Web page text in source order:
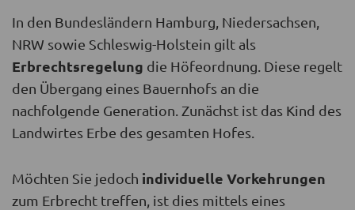
In den Bundesländern Hamburg, Niedersachsen,
NRW sowie Schleswig-Holstein gilt als
Erbrechtsregelung die Höfeordnung. Diese regelt
den Übergang eines Bauernhofs an die
nachfolgende Generation. Zunächst ist das Kind des
Landwirtes Erbe des gesamten Hofes.
Möchten Sie jedoch individuelle Vorkehrungen
zum Erbrecht treffen, ist dies mittels eines